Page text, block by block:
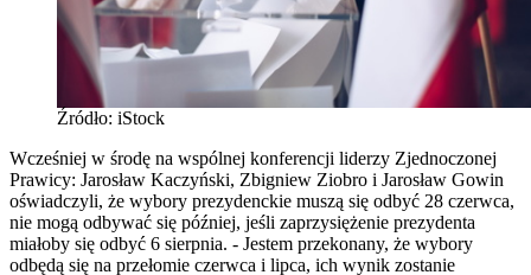
Źródło: iStock
Wcześniej w środę na wspólnej konferencji liderzy Zjednoczonej
Prawicy: Jarosław Kaczyński, Zbigniew Ziobro i Jarosław Gowin
oświadczyli, że wybory prezydenckie muszą się odbyć 28 czerwca,
nie mogą odbywać się później, jeśli zaprzysiężenie prezydenta
miałoby się odbyć 6 sierpnia. - Jestem przekonany, że wybory
odbędą się na przełomie czerwca i lipca, ich wynik zostanie